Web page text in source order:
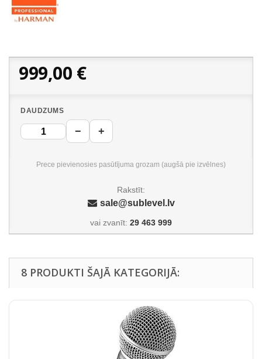
999,00 €
DAUDZUMS
− +
Prece pievienosies pasūtījuma grozam (augšā pie izvēlnes)
Rakstīt:
sale@sublevel.lv
vai zvanīt: 29 463 999
8 PRODUKTI ŠAJĀ KATEGORIJĀ: